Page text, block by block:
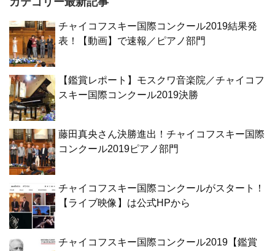
チャイコフスキー国際コンクール2019結果発
表！【動画】で速報／ピアノ部門
【鑑賞レポート】モスクワ音楽院／チャイコフ
スキー国際コンクール2019決勝
藤田真央さん決勝進出！チャイコフスキー国際
コンクール2019ピアノ部門
チャイコフスキー国際コンクールがスタート！
【ライブ映像】は公式HPから
チャイコフスキー国際コンクール2019【鑑賞